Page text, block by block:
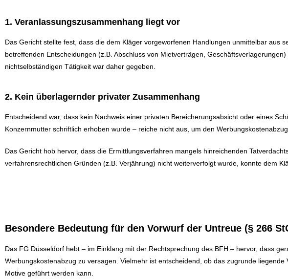
1. Veranlassungszusammenhang liegt vor
Das Gericht stellte fest, dass die dem Kläger vorgeworfenen Handlungen unmittelbar aus
betreffenden Entscheidungen (z.B. Abschluss von Mietverträgen,
nichtselbständigen Tätigkeit war daher gegeben.
2. Kein überlagernder privater Zusammenhang
Entscheidend war, dass kein Nachweis einer privaten Bereicherungsabsicht oder eines
Konzernmutter schriftlich erhoben wurde – reiche nicht aus, um den
Das Gericht hob hervor, dass die Ermittlungsverfahren mangels hinreichenden
verfahrensrechtlichen Gründen (z.B. Verjährung) nicht weiterverfolgt wurde, konnte dem
Besondere Bedeutung für den Vorwurf der Untreue (§ 266
Das FG Düsseldorf hebt – im Einklang mit der Rechtsprechung des BFH – hervor, dass
Werbungskostenabzug zu versagen. Vielmehr ist entscheidend, ob das zugrunde
Motive geführt werden kann.